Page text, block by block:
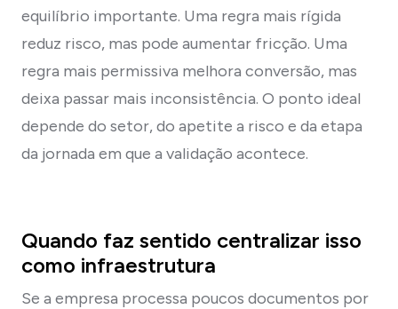
equilíbrio importante. Uma regra mais rígida
reduz risco, mas pode aumentar fricção. Uma
regra mais permissiva melhora conversão, mas
deixa passar mais inconsistência. O ponto ideal
depende do setor, do apetite a risco e da etapa
da jornada em que a validação acontece.
Quando faz sentido centralizar isso
como infraestrutura
Se a empresa processa poucos documentos por